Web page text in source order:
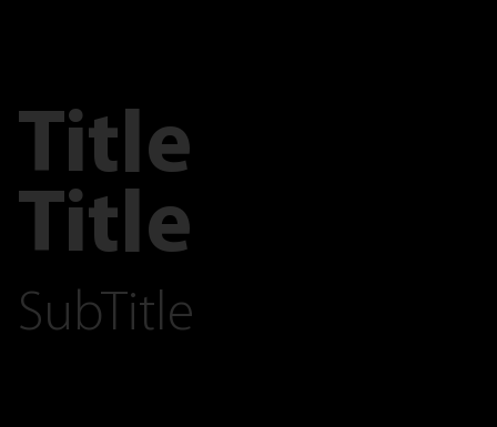
Title
Title
SubTitle